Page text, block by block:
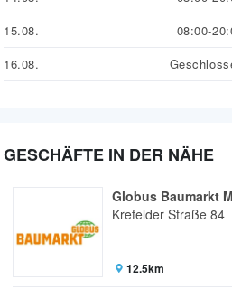
15.08.
08:00-
16.08.
GESCHÄFTE IN DER NÄHE
Globus Baumarkt
Krefelder Straße 84
12.5km